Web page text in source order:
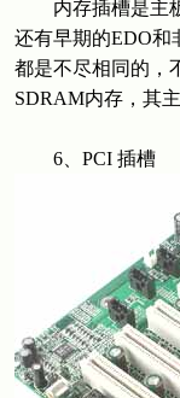
内存插槽是主板
还有早期的EDO和
都是不尽相同的，
SDRAM内存，其
6、PCI 插槽